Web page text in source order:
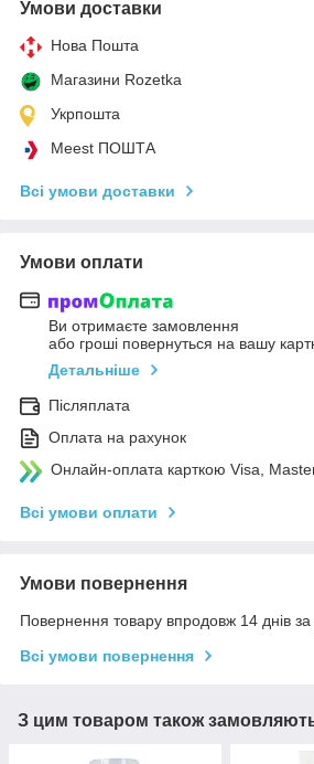
Умови доставки
Нова Пошта
Магазини Rozetka
Укрпошта
Meest ПОШТА
Всі умови доставки
Умови оплати
Ви отримаєте замовлення
або гроші повернуться на вашу
Детальніше
Післяплата
Оплата на рахунок
Онлайн-оплата карткою Visa,
Всі умови оплати
Умови повернення
Повернення товару впродовж 14 днів
Всі умови повернення
З цим товаром також